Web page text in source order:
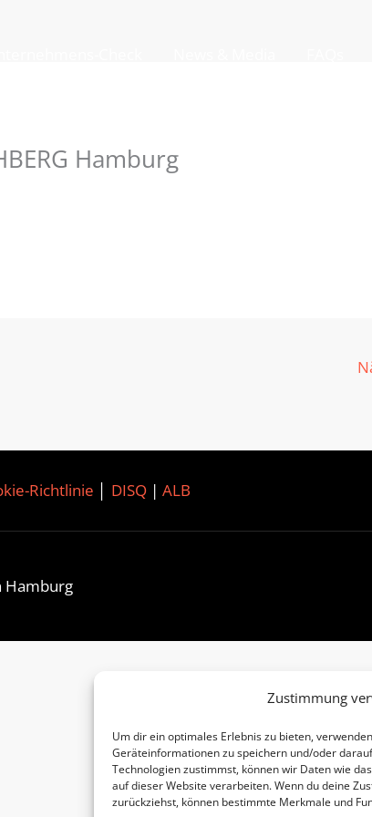
Zustimmung
Um dir ein optimales Erlebnis zu bieten,
Geräteinformationen zu speichern und/oder
Technologien zustimmst, können wir Daten wie
auf dieser Website verarbeiten. Wenn du deine
zurückziehst, können bestimmte Merkmale und
Hamburg
Richtlinie DISQ| ALB
Hamburg